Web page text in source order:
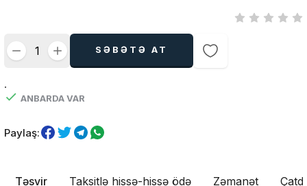
SƏBƏTƏ AT
.
ANBARDA VAR
Paylaş:
Təsvir Taksitlə hissə-hissə ödə Zəmanət